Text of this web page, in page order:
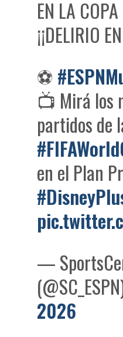
EN LA
¡¡DELIRIO
⚽
📺 Mirá los
partidos de
en el Plan
—
2026